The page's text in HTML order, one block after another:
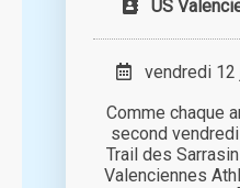
US
vendredi 12
Comme chaque
second
Trail des
Valenciennes